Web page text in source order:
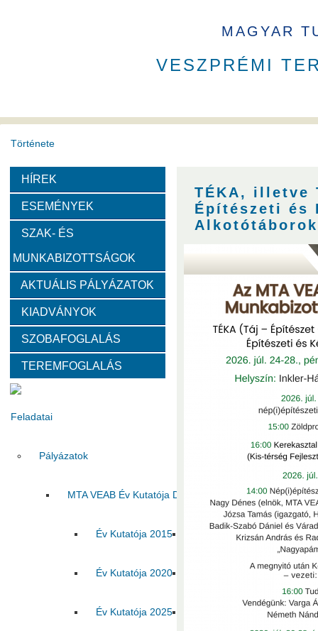
MAGYAR
VESZPRÉMI
Története
A VEAB története Eddigi VEAB elnökök
Díjak
Emlékérem VEAB Kiemelkedő Ifjú
Szervezeti felépítése
Választott vezetők Nem akadémikus
Tanácskozási jogú tagok Testületek
Feladatai
Pályázatok
MTA VEAB Év Kutatója Díj
Év Kutatója 2015 Év Kutatója 2016 Év
Év Kutatója 2020 Év Kutatója 2021 Év
Év Kutatója 2025 Az MTA VEAB Év
HÍREK
ESEMÉNYEK
SZAK- ÉS
MUNKABIZOTTSÁGOK
AKTUÁLIS PÁLYÁZATOK
KIADVÁNYOK
SZOBAFOGLALÁS
TEREMFOGLALÁS
TÉKA, illetve
Építészeti és
Alkotótáborok